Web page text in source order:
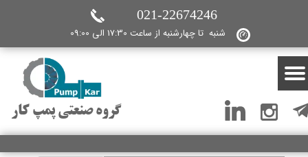
گروه صنعتی پمپ کار
شنبه تا چهارشنبه از ساعت 17:30 الی 09:00
021-22674246